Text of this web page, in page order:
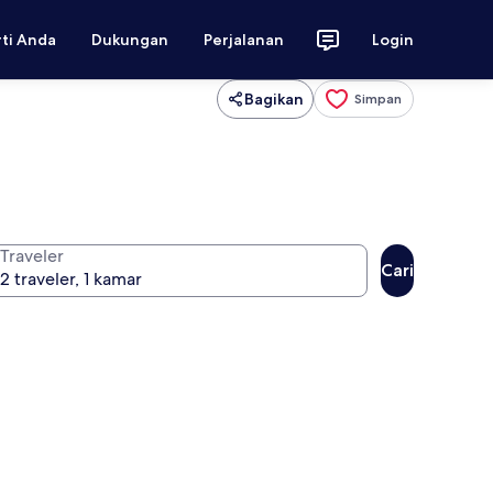
Anda Dukungan Perjalanan Login
Bagikan Simpan
Traveler
Cari